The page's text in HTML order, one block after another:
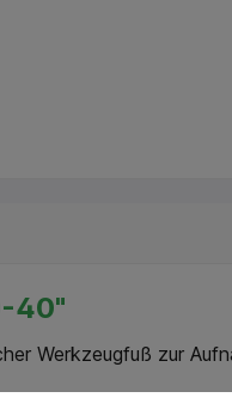
40"
Werkzeugfuß zur